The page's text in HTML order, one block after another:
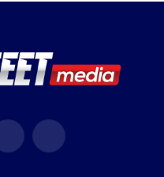
Instagram YouTube